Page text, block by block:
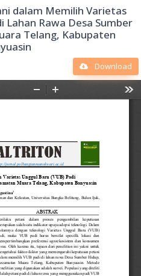
dalam Memilih Varietas
Lahan Rawa Desa Sumber
Telang, Kabupaten
Download